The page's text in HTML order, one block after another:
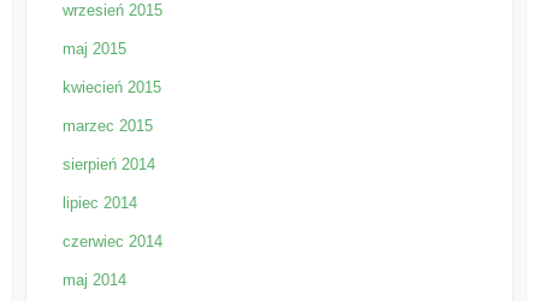
wrzesień 2015
maj 2015
kwiecień 2015
marzec 2015
sierpień 2014
lipiec 2014
czerwiec 2014
maj 2014